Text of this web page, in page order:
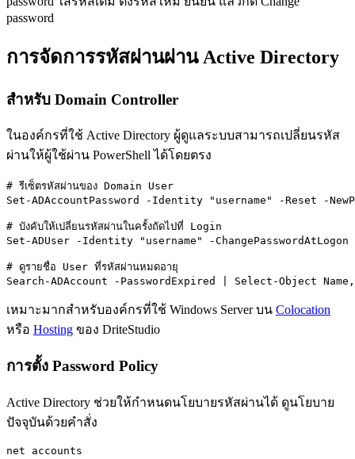
password
การจัดการรหัสผ่านผ่าน Active Directory
สำหรับ Domain Controller
ในองค์กรที่ใช้ Active Directory ผู้ดูแลระบบสามารถเปลี่ยนรหัส
ผ่านให้ผู้ใช้ผ่าน PowerShell ได้โดยตรง
# รีเซ็ตรหัสผ่านของ Domain User
Set-ADAccountPassword -Identity "username" -Reset -
# บังคับให้เปลี่ยนรหัสผ่านในครั้งถัดไปที่ Login
Set-ADUser -Identity "username" -
# ดูรายชื่อ User ที่รหัสผ่านหมดอายุ
Search-ADAccount -PasswordExpired | Select-Object Name,
เหมาะมากสำหรับองค์กรที่ใช้ Windows Server บน Colocation
หรือ Hosting ของ DriteStudio
การตั้ง Password Policy
Active Directory ช่วยให้กำหนดนโยบายรหัสผ่านได้ ดูนโยบาย
ปัจจุบันด้วยคำสั่ง
net accounts